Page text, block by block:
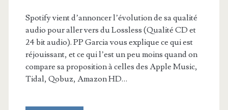
Spotify vient d’annoncer l’évolution de sa qualité
audio pour aller vers du Lossless (Qualité CD et
24 bit audio). PP Garcia vous explique ce qui est
réjouissant, et ce qui l’est un peu moins quand on
compare sa proposition à celles des Apple Music,
Tidal, Qobuz, Amazon HD…